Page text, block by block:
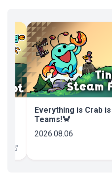
Everything is Crab
Teams!🦀
2026.08.06